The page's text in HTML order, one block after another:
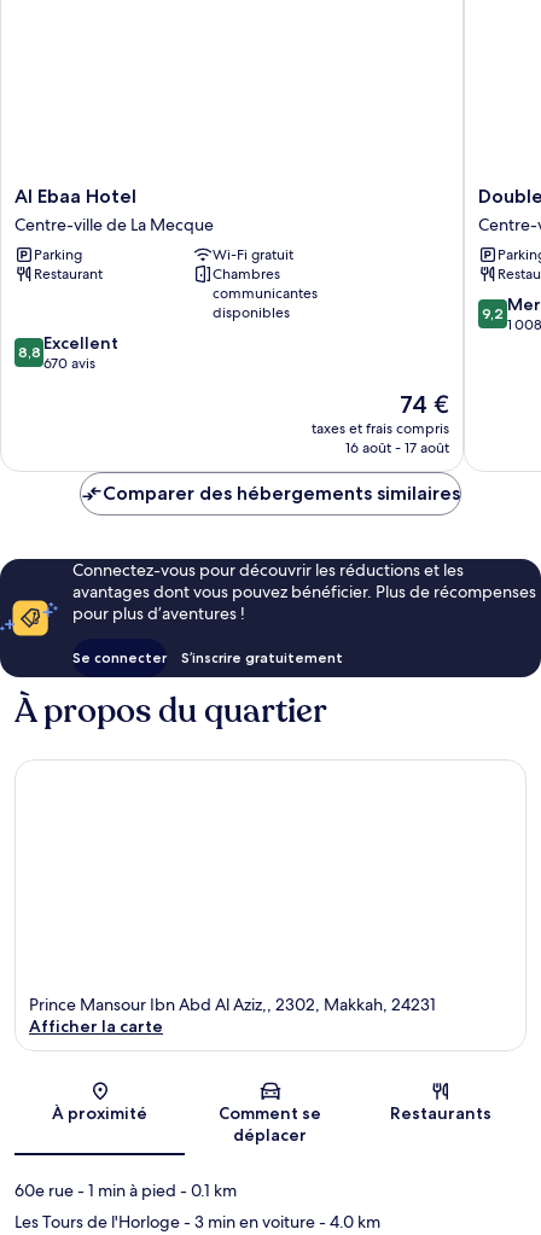
Al
Ebaa
Hotel
Centre-
ville
Mecque
Al Ebaa Hotel
Centre-ville de La Mecque
Parking
Wi-Fi gratuit
Restaurant
Chambres
communicantes
disponibles
8.8
sur
8,8 Excellent
670 avis
Le
nouveau
prix
de
74 €
taxes et frais compris
16 août - 17 août
by
Hilton
Jabal
Omar
Makkah
Centre-
Centre-
9.2
sur
9,2
1
Comparer des hébergements similaires
Connectez-vous pour découvrir les réductions et les
avantages dont vous pouvez bénéficier. Plus de récompenses
pour plus d’aventures !
Se connecter S’inscrire gratuitement
À propos du quartier
Carte
Prince Mansour Ibn Abd Al Aziz,, 2302, Makkah, 24231
Afficher la carte
À proximité
Comment se
déplacer
Restaurants
60e rue- 1 min à pied - 0.1 km
Les Tours de l'Horloge- 3 min en voiture- 4.0 km